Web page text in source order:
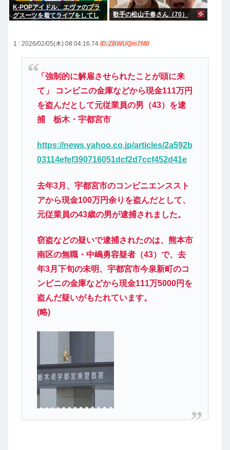
K-POPアイドル、エヴァのプラ
グスーツを着てライブをしてし
歌手の松山千春さん（70）
1 : 2026/02/05(木) 08:04:16.74 ID:ZBWUQm7M0
「強制的に解雇させられたことが頭に来
て」 コンビニの金庫などから現金111万円
を盗んだとして元従業員の男（43）を逮
捕 栃木・宇都宮市
https://news.yahoo.co.jp/articles/2a592b
03114efef390716051dcf2d7ccf452d41e
去年3月、宇都宮市のコンビニエンススト
アから現金100万円余りを盗んだとして、
元従業員の43歳の男が逮捕されました。
窃盗などの疑いで逮捕されたのは、熊本市
南区の無職・中嶋勇容疑者（43）で、去
年3月下旬の未明、宇都宮市今泉新町のコ
ンビニの金庫などから現金111万5000円を
盗んだ疑いがもたれています。
(略)